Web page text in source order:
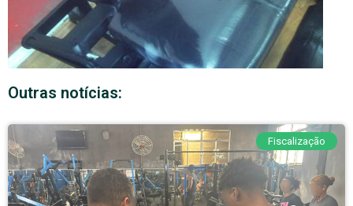
Outras notícias:
Fiscalização